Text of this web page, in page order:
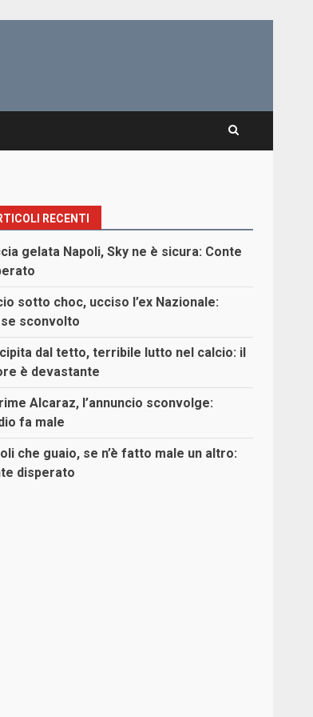
RECENTI
gelata Napoli, Sky ne è sicura: Conte
sotto choc, ucciso l’ex Nazionale:
sconvolto
dal tetto, terribile lutto nel calcio: il
è devastante
Alcaraz, l’annuncio sconvolge:
fa male
che guaio, se n’è fatto male un altro:
disperato